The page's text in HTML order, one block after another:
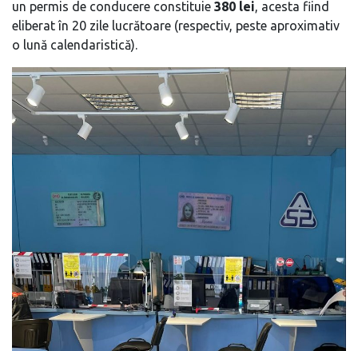
un permis de conducere constituie 380 lei, acesta fiind
eliberat în 20 zile lucrătoare (respectiv, peste aproximativ
o lună calendaristică).